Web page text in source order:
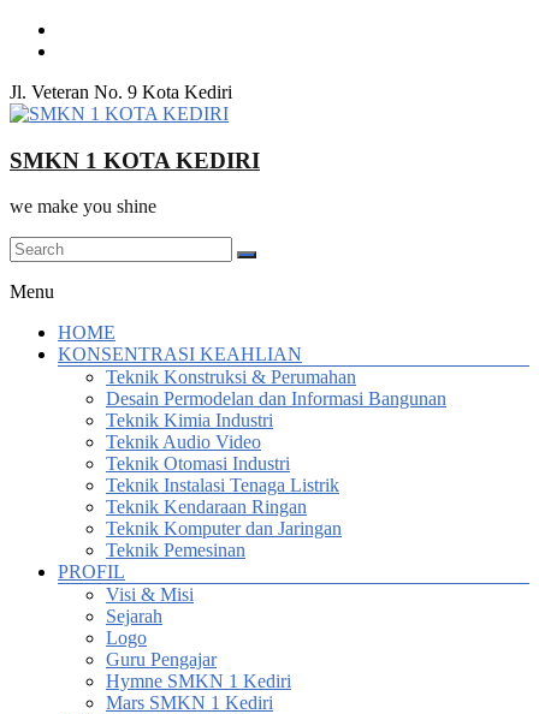
Skip
Jl. Veteran No. 9 Kota Kediri
SMKN 1 KOTA KEDIRI
we make you shine
Menu
HOME
KONSENTRASI KEAHLIAN
Teknik Konstruksi & Perumahan
Desain Permodelan dan Informasi Bangunan
Teknik Kimia Industri
Teknik Audio Video
Teknik Otomasi Industri
Teknik Instalasi Tenaga Listrik
Teknik Kendaraan Ringan
Teknik Komputer dan Jaringan
Teknik Pemesinan
PROFIL
Visi & Misi
Sejarah
Logo
Guru Pengajar
Hymne SMKN 1 Kediri
Mars SMKN 1 Kediri